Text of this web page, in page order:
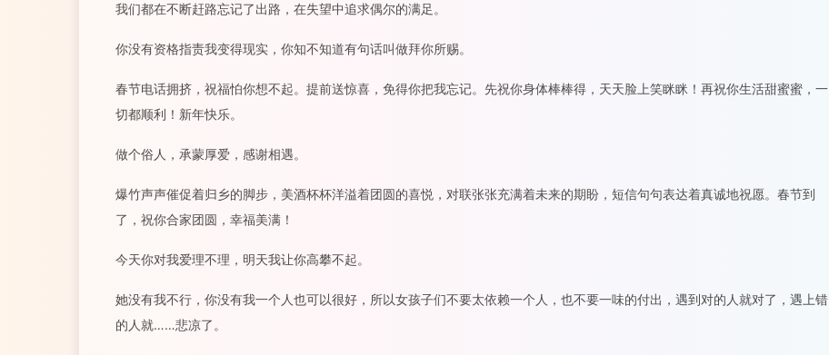
我们都在不断赶路忘记了出路，在失望中追求偶尔的满足。
你没有资格指责我变得现实，你知不知道有句话叫做拜你所赐。
春节电话拥挤，祝福怕你想不起。提前送惊喜，免得你把我忘记。先祝你身体棒棒得，天天脸上笑眯眯！再祝你生活甜蜜蜜，一
切都顺利！新年快乐。
做个俗人，承蒙厚爱，感谢相遇。
爆竹声声催促着归乡的脚步，美酒杯杯洋溢着团圆的喜悦，对联张张充满着未来的期盼，短信句句表达着真诚地祝愿。春节到
了，祝你合家团圆，幸福美满！
今天你对我爱理不理，明天我让你高攀不起。
她没有我不行，你没有我一个人也可以很好，所以女孩子们不要太依赖一个人，也不要一味的付出，遇到对的人就对了，遇上错
的人就……悲凉了。